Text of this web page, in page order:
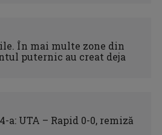
În mai multe zone din
puternic au creat deja
a: UTA – Rapid 0-0, remiză